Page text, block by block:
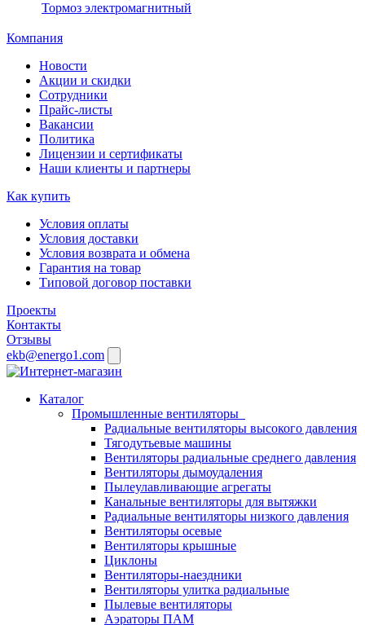
Тормоз электромагнитный
Компания
Новости
Акции и скидки
Сотрудники
Прайс-листы
Вакансии
Политика
Лицензии и сертификаты
Наши клиенты и партнеры
Как купить
Условия оплаты
Условия доставки
Условия возврата и обмена
Гарантия на товар
Типовой договор поставки
Проекты
Контакты
Отзывы
ekb@energo1.com
Каталог
Промышленные вентиляторы
Радиальные вентиляторы высокого давления
Тягодутьевые машины
Вентиляторы радиальные среднего давления
Вентиляторы дымоудаления
Пылеулавливающие агрегаты
Канальные вентиляторы для вытяжки
Радиальные вентиляторы низкого давления
Вентиляторы осевые
Вентиляторы крышные
Циклоны
Вентиляторы-наездники
Вентиляторы улитка радиальные
Пылевые вентиляторы
Аэраторы ПАМ